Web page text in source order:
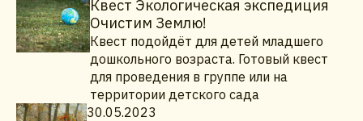
Квест Экологическая экспедиция
Очистим Землю!
Квест подойдёт для детей младшего
дошкольного возраста. Готовый квест
для проведения в группе или на
территории детского сада
30.05.2023